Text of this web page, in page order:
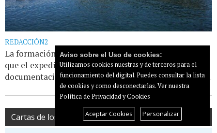
REDACCIÓN2
La formación nacionalista solicitó durante el Pleno
que el expediente quedara sobre la mesa al faltar
documentación esencial. La alcaldesa y el [...]Leer más...
Cartas de los lectores
Aviso sobre el Uso de cookies:
Utilizamos cookies nuestras y de terceros para el
funcionamiento del digital. Puedes consultar la lista
de cookies y como desconectarlas.Ver nuestra
Política de Privacidad y Cookies
Aceptar Cookies Personalizar